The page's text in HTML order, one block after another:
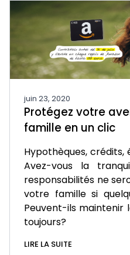
juin 23, 2020
Protégez votre
famille en un clic
Hypothèques, crédits,
Avez-vous la
responsabilités ne
votre famille si
Peuvent-ils maintenir
toujours?
LIRE LA SUITE